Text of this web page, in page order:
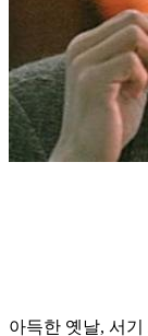
아득한 옛날, 서기